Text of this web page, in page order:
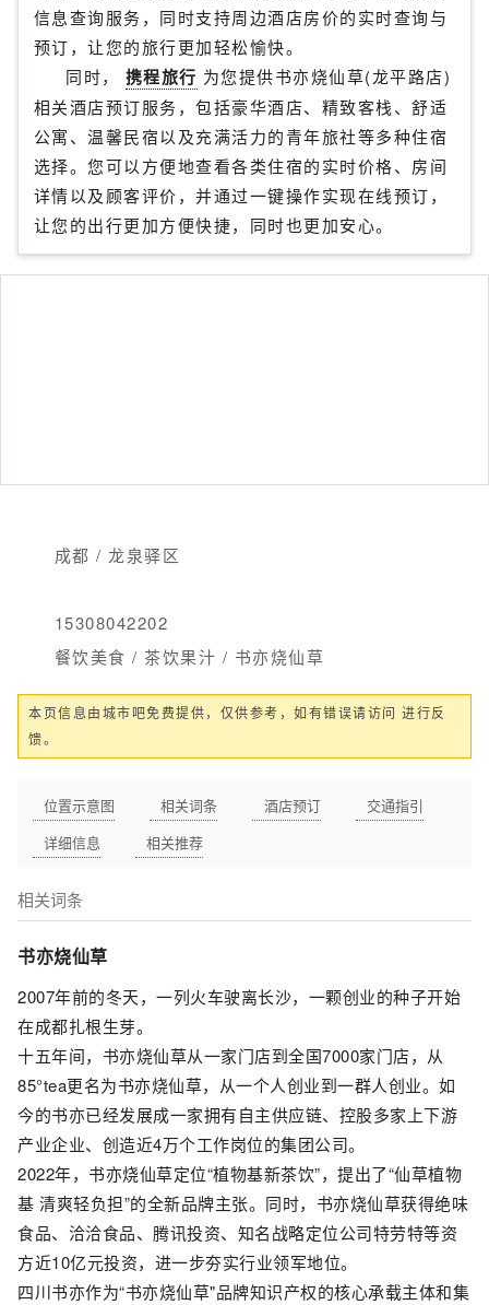
信息查询服务，同时支持周边酒店房价的实时查询与
预订，让您的旅行更加轻松愉快。
同时，
携程旅行 为您提供书亦烧仙草(龙平路店)
相关酒店预订服务，包括豪华酒店、精致客栈、舒适
公寓、温馨民宿以及充满活力的青年旅社等多种住宿
选择。您可以方便地查看各类住宿的实时价格、房间
详情以及顾客评价，并通过一键操作实现在线预订，
让您的出行更加方便快捷，同时也更加安心。
成都 / 龙泉驿区
15308042202
餐饮美食 / 茶饮果汁 / 书亦烧仙草
本页信息由城市吧免费提供，仅供参考，如有错误请访问 进行反
馈。
位置示意图 相关词条 酒店预订
交通指引
详细信息
相关推荐
相关词条
书亦烧仙草
2007年前的冬天，一列火车驶离长沙，一颗创业的种子开始
在成都扎根生芽。
十五年间，书亦烧仙草从一家门店到全国7000家门店，从
85°tea更名为书亦烧仙草，从一个人创业到一群人创业。如
今的书亦已经发展成一家拥有自主供应链、控股多家上下游
产业企业、创造近4万个工作岗位的集团公司。
2022年，书亦烧仙草定位“植物基新茶饮”，提出了“仙草植物
基 清爽轻负担”的全新品牌主张。同时，书亦烧仙草获得绝味
食品、洽洽食品、腾讯投资、知名战略定位公司特劳特等资
方近10亿元投资，进一步夯实行业领军地位。
四川书亦作为“书亦烧仙草"品牌知识产权的核心承载主体和集